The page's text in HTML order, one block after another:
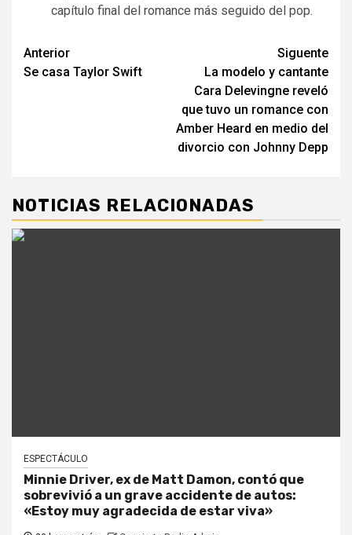
capítulo final del romance más seguido del pop.
Navegación
de
Anterior
Se casa Taylor Swift
Siguente
La modelo y cantante
Cara Delevingne reveló
que tuvo un romance con
Amber Heard en medio del
divorcio con Johnny Depp
NOTICIAS RELACIONADAS
ESPECTÁCULO
Minnie Driver, ex de Matt Damon, contó que
sobrevivió a un grave accidente de autos:
«Estoy muy agradecida de estar viva»